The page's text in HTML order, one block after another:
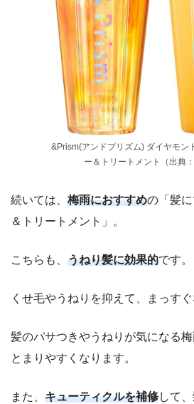
&Prism(アンドプリズム) ダイヤモン
ー＆トリートメント（出典
続いては、 梅雨におすすめの「髪
＆トリートメント」。
こちらも、 うねり髪に効果的です。
くせ毛やうねりを抑えて、まっす
髪のパサつきやうねりが気になる
とまりやすくなります。
また、 キューティクルを補修して